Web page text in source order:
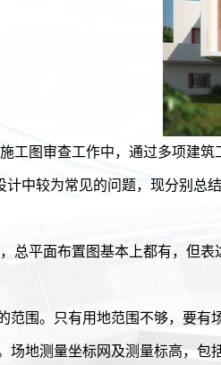
工图审查工作中，通过多项建
中较为常见的问题，现分别总结
总平面布置图基本上都有，但
范围。只有用地范围不够，要有
场地测量坐标网及测量标高，包